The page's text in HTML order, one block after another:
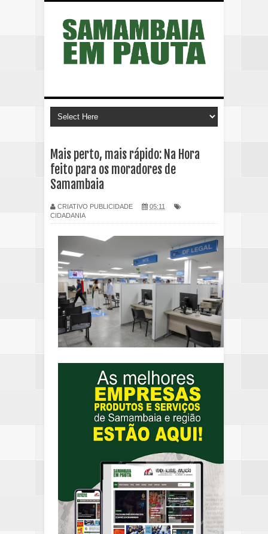
Mais perto, mais rápido: Na Hora
feito para os moradores de
Samambaia
CRIATIVO PUBLICIDADE
05:11
CIDADANIA